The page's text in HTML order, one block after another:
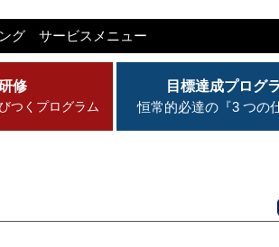
ング サービスメニュー
修
つくプログラム
目標達成プログ
恒常的必達の『3 つの